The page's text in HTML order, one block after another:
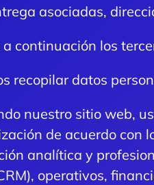
asociadas,
continuación los
recopilar datos
nuestro sitio web,
de acuerdo con
analítica y
operativos,